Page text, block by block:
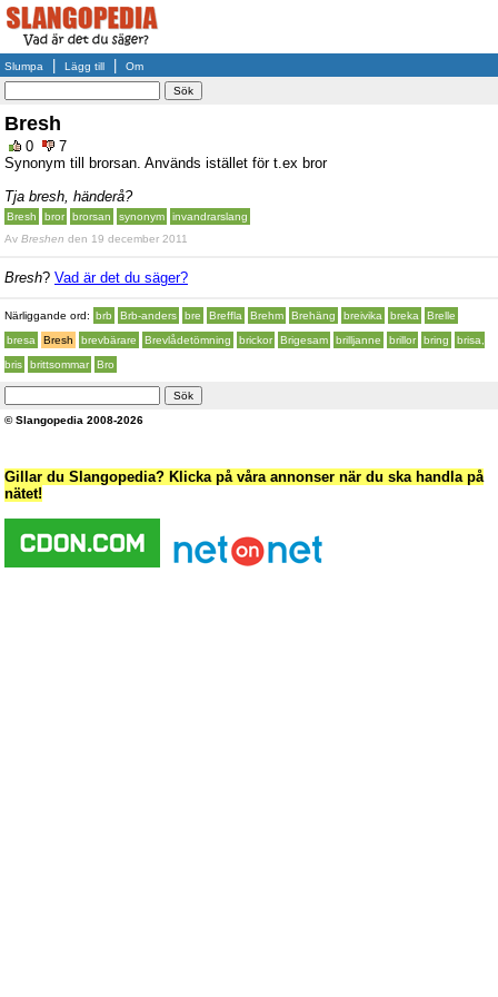
Slumpa Lägg till Om
Bresh
0
7
Synonym till brorsan. Används istället för t.ex bror
Tja bresh, händerå?
Bresh bror brorsan synonym
invandrarslang
Av Breshen den 19 december 2011
Bresh? Vad är det du säger?
Närliggande ord: brb Brb-anders bre Breffla Brehm Brehäng breivika breka
Brelle
bresa
Bresh brevbärare Brevlådetömning brickor Brigesam brilljanne brillor bring
brisa,
bris
brittsommar Bro
© Slangopedia 2008-2026
Gillar du Slangopedia? Klicka på våra annonser när du ska handla på
nätet!